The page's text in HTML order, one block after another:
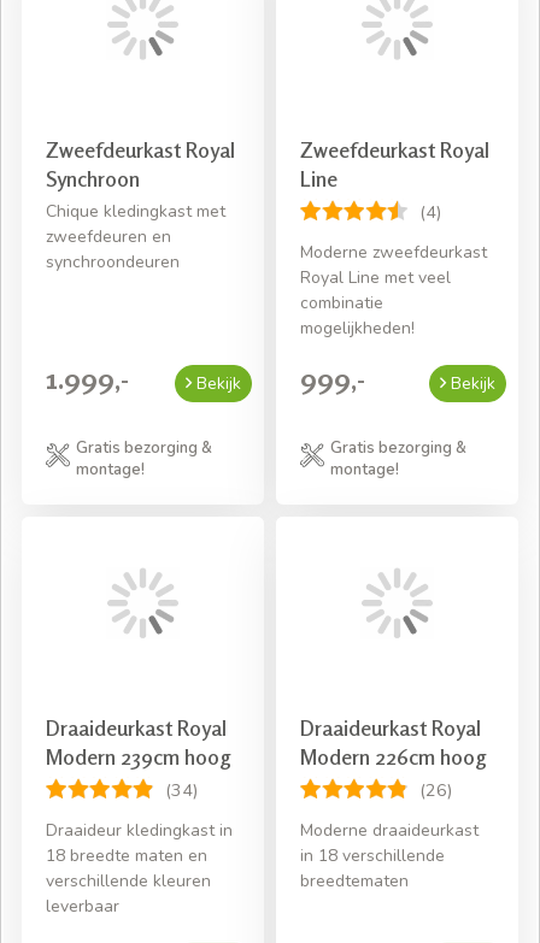
Zweefdeurkast Royal
Synchroon
Chique kledingkast met
zweefdeuren en
synchroondeuren
1.999,- Bekijk
Gratis bezorging &
montage!
Zweefdeurkast Royal
Line
(4)
Moderne zweefdeurkast
Royal Line met veel
combinatie
mogelijkheden!
999,- Bekijk
Gratis bezorging &
montage!
Draaideurkast Royal
Modern 239cm hoog
(34)
Draaideur kledingkast in
18 breedte maten en
verschillende kleuren
leverbaar
Draaideurkast Royal
Modern 226cm hoog
(26)
Moderne draaideurkast
in 18 verschillende
breedtematen